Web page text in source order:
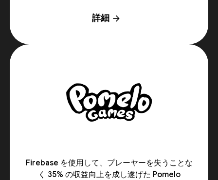
詳細 arrow_forward
Firebase を使用して、プレーヤーを失うことな
く 35% の収益向上を成し遂げた Pomelo